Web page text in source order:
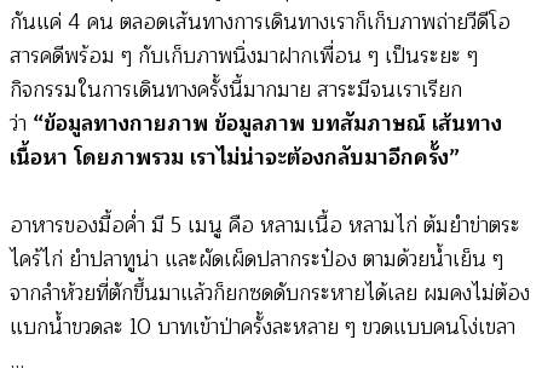
กันแค่ 4 คน ตลอดเส้นทางการเดินทางเราก็เก็บภาพถ่ายวีดีโอ
สารคดีพร้อม ๆ กับเก็บภาพนิ่งมาฝากเพื่อน ๆ เป็นระยะ ๆ
กิจกรรมในการเดินทางครั้งนี้มากมาย สาระมีจนเราเรียก
ว่า “ข้อมูลทางกายภาพ ข้อมูลภาพ บทสัมภาษณ์ เส้นทาง
เนื้อหา โดยภาพรวม เราไม่น่าจะต้องกลับมาอีกครั้ง”
อาหารของมื้อค่ำ มี 5 เมนู คือ หลามเนื้อ หลามไก่ ต้มยำข่าตระ
ไคร้ไก่ ยำปลาทูน่า และผัดเผ็ดปลากระป๋อง ตามด้วยน้ำเย็น ๆ
จากลำห้วยที่ตักขึ้นมาแล้วก็ยกซดดับกระหายได้เลย ผมคงไม่ต้อง
แบกน้ำขวดละ 10 บาทเข้าป่าครั้งละหลาย ๆ ขวดแบบคนโง่เขลา
…